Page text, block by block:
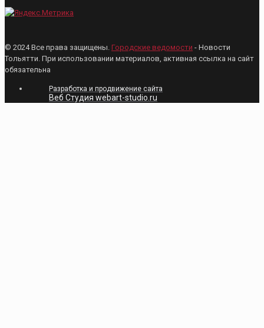
© 2024 Все права защищены. Городские ведомости - Новости
Тольятти. При использовании материалов, активная ссылка на сайт
обязательна
Разработка и продвижение сайта
Веб Студия webart-studio.ru